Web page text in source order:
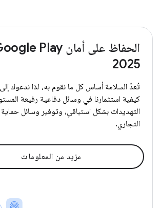
2025
تُعدّ السلامة أساس كل ما نقوم به، لذا ندعوك
كيفية استثمارنا في وسائل دفاعية رفيعة
التهديدات بشكل استباقي، وتوفير وسائل
التجاري.
مزيد من المعلومات